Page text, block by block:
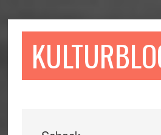
till
till
sidofältet
till